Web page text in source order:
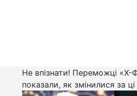
Не впізнати! Переможці «Х-
показали, як змінилися за